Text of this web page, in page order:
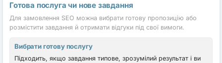
Готова послуга чи нове завдання
Для замовлення SEO можна вибрати готову пропозицію або
розмістити завдання й отримати відгуки під свої вимоги.
Вибрати готову послугу
Підходить, якщо завдання типове, зрозумілий результат і ви